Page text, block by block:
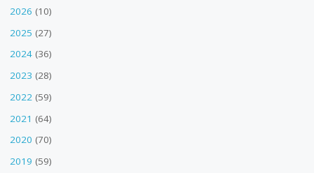
2026 (10)
2025 (27)
2024(36)
2023 (28)
2022(59)
2021 (64)
2020 (70)
2019 (59)